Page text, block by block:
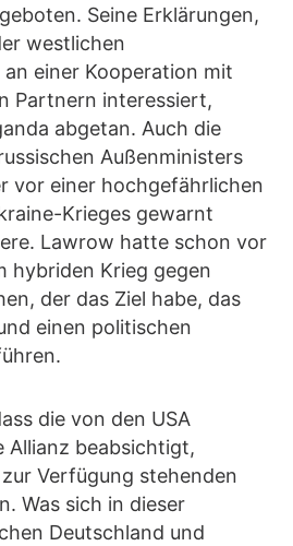
Seine Erklärungen,
westlichen
einer Kooperation mit
Partnern interessiert,
abgetan. Auch die
Außenministers
vor einer hochgefährlichen
Krieges gewarnt
Lawrow hatte schon vor
hybriden Krieg gegen
der das Ziel habe, das
einen politischen
die von den USA
beabsichtigt,
Verfügung stehenden
Was sich in dieser
Deutschland und